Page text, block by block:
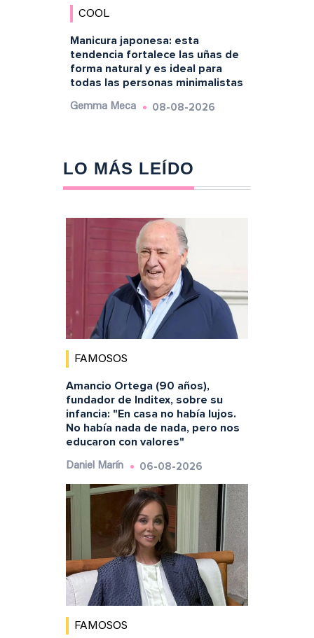
COOL
Manicura japonesa: esta
tendencia fortalece las uñas de
forma natural y es ideal para
todas las personas minimalistas
Gemma Meca 08-08-2026
LO MÁS LEÍDO
FAMOSOS
Amancio Ortega (90 años),
fundador de Inditex, sobre su
infancia: "En casa no había lujos.
No había nada de nada, pero nos
educaron con valores"
Daniel Marín 06-08-2026
FAMOSOS